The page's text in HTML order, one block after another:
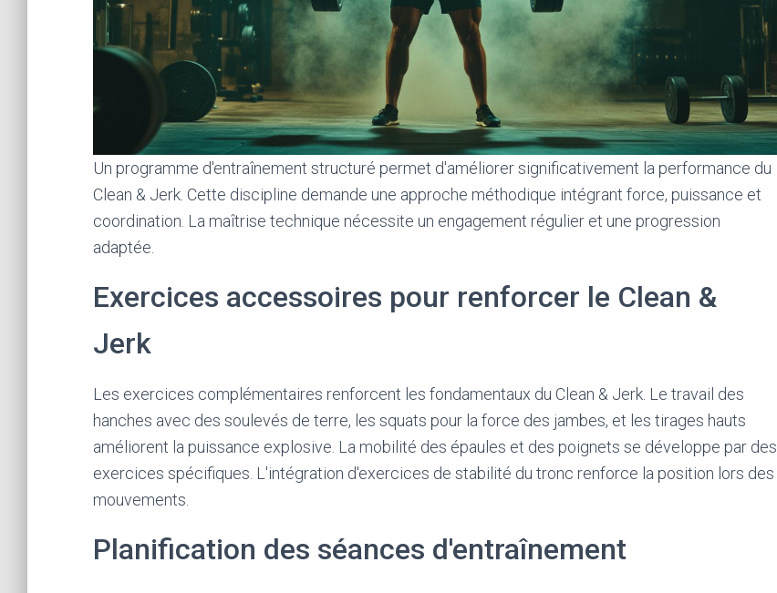
Un programme d'entraînement structuré permet d'améliorer significativement la performance du
Clean & Jerk. Cette discipline demande une approche méthodique intégrant force, puissance et
coordination. La maîtrise technique nécessite un engagement régulier et une progression
adaptée.
Exercices accessoires pour renforcer le Clean &
Jerk
Les exercices complémentaires renforcent les fondamentaux du Clean & Jerk. Le travail des
hanches avec des soulevés de terre, les squats pour la force des jambes, et les tirages hauts
améliorent la puissance explosive. La mobilité des épaules et des poignets se développe par des
exercices spécifiques. L'intégration d'exercices de stabilité du tronc renforce la position lors des
mouvements.
Planification des séances d'entraînement